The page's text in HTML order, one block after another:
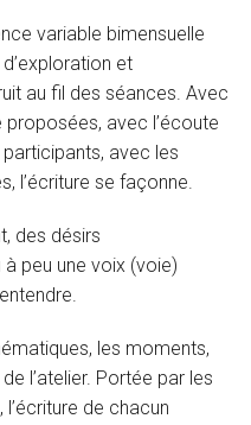
variable bimensuelle
et
au fil des séances. Avec
proposées, avec l’écoute
avec les
l’écriture se façonne.
des désirs
à peu une voix (voie)
les moments,
l’atelier. Portée par les
l’écriture de chacun